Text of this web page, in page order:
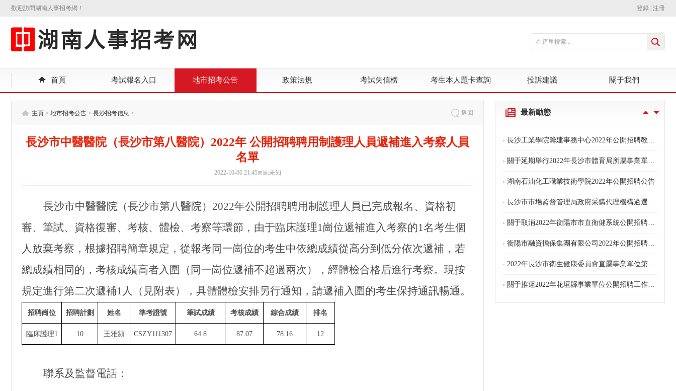
歡迎訪問湖南人事招考網！ 登錄 注冊
首頁 考試報名入口 地市招考公告 政策法規 考試失信榜 考生本人題卡查詢 投訴建議 關于我們
返回
主頁 > 地市招考公告 > 長沙招考信息 >
長沙市中醫醫院（長沙市第八醫院）2022年 公開招聘聘用制護理人員遞補進入考察人員
名單
2022-10-06 21:45來源:未知
長沙市中醫醫院（長沙市第八醫院） 2022年公開招聘聘用制護理人員已完成報名、資格初
審、筆試、資格復審、考核、體檢、考察等環節，由于臨床護理1崗位遞補進入考察的1名考生個
人放棄考察，根據招聘簡章規定， 從報考同一崗位的考生中依總成績從高分到低分依次遞補， 若
總成績相同的，考核成績高者入圍
（同一崗位遞補不超過兩次）
，經體檢合格后進行考察。現按
規定進行第二次遞補1人（見附表），具體體檢安排另行通知，請遞補入圍的考生保持通訊暢通。
招聘崗位 招聘計劃 姓名 準考證號 筆試成績 考核成績 綜合成績 排名
臨床護理1 10 王雅頻 CSZY111307 64.8 87.07 78.16 12
聯系及監督電話：
最新動態
長沙工業學院籌建事務中心2022年公開招聘教師入圍考核環節人員名單及考核有關事項的公告
長沙工業學院籌建事務中心2022年公開招聘教師筆試公告?
關于延期舉行2022年長沙市體育局所屬事業單位公開招聘工作人員考核的公告
湖南石油化工職業技術學院2022年公開招聘公告
長沙市市場監督管理局政府采購代理機構遴選公告
關于取消2022年衡陽市市直衛健系統公開招聘綜合類工作人員部分崗位招聘計劃的公告
衡陽市融資擔保集團有限公司2022年公開招聘筆試有關事項公告
2022年長沙市衛生健康委員會直屬事業單位第四批公開招聘調整招聘計劃的公告
關于推遲2022年花垣縣事業單位公開招聘工作人員筆試（面試）的公告
2022年長沙市知識產權局所屬事業單位公開招聘政府中級雇員簡章